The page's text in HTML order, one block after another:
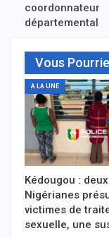
coordonnateur
départemental
Vous
A LA UNE
Kédougou : deux
Nigérianes
victimes de
sexuelle, une